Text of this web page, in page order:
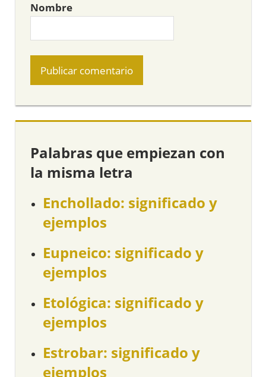
Nombre
Palabras que empiezan con
la misma letra
Enchollado: significado y
ejemplos
Eupneico: significado y
ejemplos
Etológica: significado y
ejemplos
Estrobar: significado y
ejemplos